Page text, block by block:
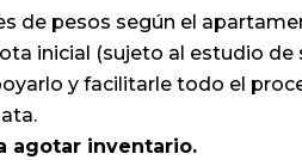
de pesos según el
inicial (sujeto al estudio de
y facilitarle todo el
agotar inventario.